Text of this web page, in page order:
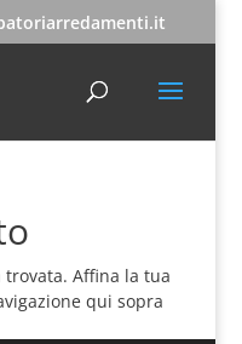
Affina la tua
qui sopra